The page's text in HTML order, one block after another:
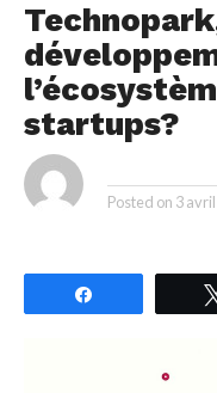
startups?
Posted on 3